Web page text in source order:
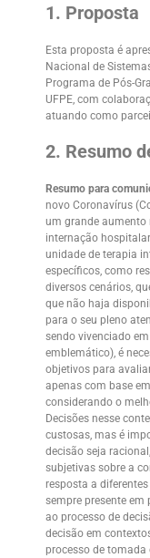
1. Proposta
Esta proposta é
Nacional de
Programa de Pós-
UFPE, com
atuando como
2. Resumo
Resumo para
novo Coronavírus
um grande aumento
internação
unidade de terapia
específicos, como
diversos cenários,
que não haja
para o seu pleno
sendo vivenciado
emblemático), é
objetivos para
apenas com base
considerando o
Decisões nesse
custosas, mas é
decisão seja
subjetivas sobre a
resposta a
sempre presente em
ao processo de
decisão em
processo de